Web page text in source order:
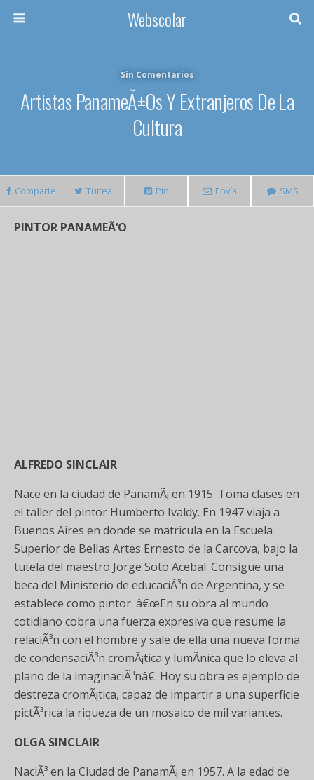
Webscolar
Sin Comentarios
Artistas PanameÃ±os Y Extranjeros De La
Cultura
Comparte Tuitea Pin Envía SMS
PINTOR PANAMEÃ‘O
ALFREDO SINCLAIR
Nace en la ciudad de PanamÃ¡ en 1915. Toma clases en
el taller del pintor Humberto Ivaldy. En 1947 viaja a
Buenos Aires en donde se matricula en la Escuela
Superior de Bellas Artes Ernesto de la Carcova, bajo la
tutela del maestro Jorge Soto Acebal. Consigue una
beca del Ministerio de educaciÃ³n de Argentina, y se
establece como pintor. â€œEn su obra al mundo
cotidiano cobra una fuerza expresiva que resume la
relaciÃ³n con el hombre y sale de ella una nueva forma
de condensaciÃ³n cromÃ¡tica y lumÃ­nica que lo eleva al
plano de la imaginaciÃ³nâ€. Hoy su obra es ejemplo de
destreza cromÃ¡tica, capaz de impartir a una superficie
pictÃ³rica la riqueza de un mosaico de mil variantes.
OLGA SINCLAIR
NaciÃ³ en la Ciudad de PanamÃ¡ en 1957. A la edad de